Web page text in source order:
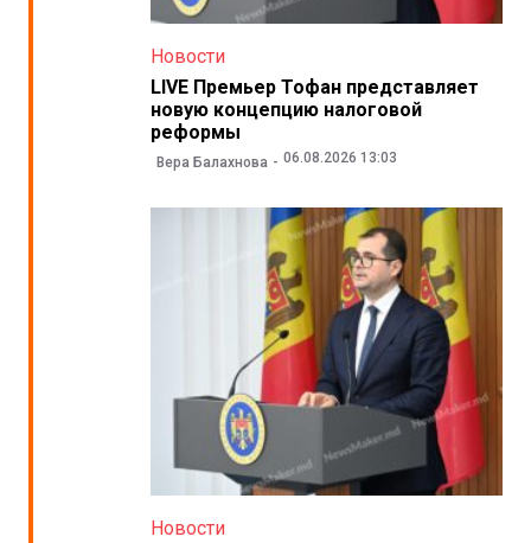
Новости
LIVE Премьер Тофан представляет
новую концепцию налоговой
реформы
Вера Балахнова 06.08.2026 13:03
Новости